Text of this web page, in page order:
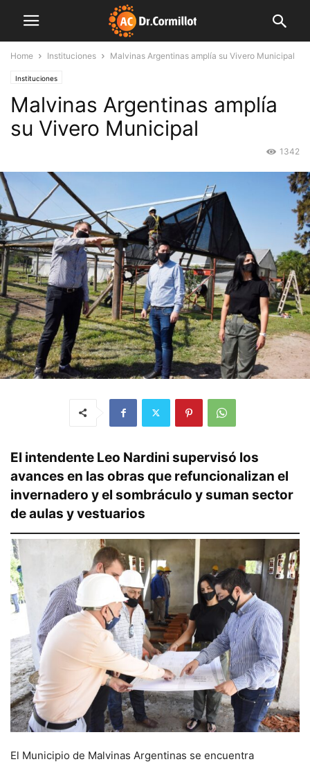
Home Instituciones Malvinas Argentinas amplía su Vivero Municipal
Instituciones
Malvinas Argentinas amplía
su Vivero Municipal
1342
El intendente Leo Nardini supervisó los
avances en las obras que refuncionalizan el
invernadero y el sombráculo y suman sector
de aulas y vestuarios
El Municipio de Malvinas Argentinas se encuentra